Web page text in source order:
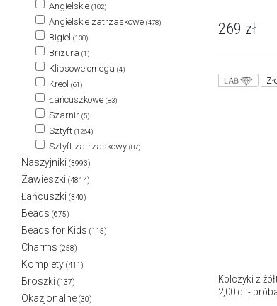
Angielskie (102)
Angielskie zatrzaskowe (478)
Bigiel (130)
Brizura (1)
Klipsowe omega (4)
Kreol (61)
Łańcuszkowe (83)
Szarnir (5)
Sztyft (1264)
Sztyft zatrzaskowy (87)
Naszyjniki (3993)
Zawieszki (4814)
Łańcuszki (340)
Beads (675)
Beads for Kids (115)
Charms (258)
Komplety (411)
Broszki (137)
Okazjonalne (30)
269 zł
Kolczyki z
2,00 ct -